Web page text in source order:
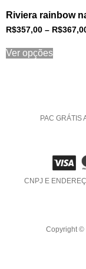
Riviera rainbow
R$357,00 – R$
Ver opções
PAC GRÁTIS
CNPJ E
Copyright ©